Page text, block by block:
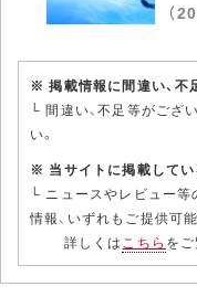
（
※ 掲載情報に間違い、不
└ 間違い、不足等がござ
い。
※ 当サイトに掲載してい
└ ニュースやレビュー等
情報、いずれもご提供可能
詳しくはこちら をご